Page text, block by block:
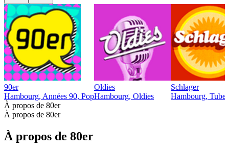
90er
Hambourg, Années 90, Pop
Oldies
Hambourg, Oldies
Schlager
Hambourg, Tubes
À propos de 80er
À propos de 80er
À propos de 80er